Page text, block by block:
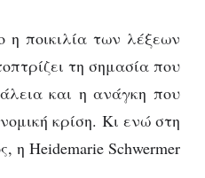
20
ποικιλία των λέξεων
τη σημασία που
και η ανάγκη που
κρίση. Κι ενώ στη
η Heidemarie Schwermer